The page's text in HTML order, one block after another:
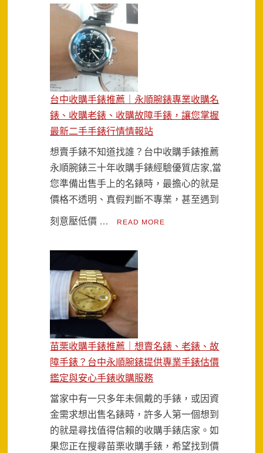
台中收購手錶推薦｜永順腕錶專業收購名
錶、收購老錶、收購故障手錶，讓您掌握
最新二手手錶行情情報站
想賣手錶不知道找誰？台中收購手錶推薦
永順腕錶三十年收購手錶經驗優質店家,當
您準備出售手上的名錶時，最擔心的就是
價格不透明、真假判斷不專業，甚至遇到
刻意壓低價 … READ MORE
苗栗收購手錶推薦｜想賣名錶、老錶、故
障手錶？台中永順腕錶提供專業手錶估價
鑑定與安心手錶收購服務
當家中有一只多年未佩戴的手錶，或因資
金需求想出售名錶時，許多人第一個想到
的就是尋找值得信賴的收購手錶店家。如
果您正在搜尋苗栗收購手錶，希望找到價